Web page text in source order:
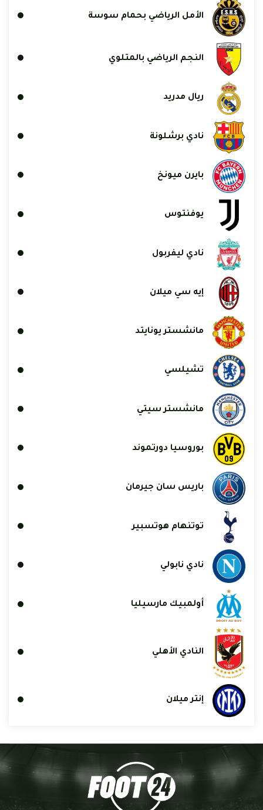
الأمل الرياضي بحمام سوسة
النجم الرياضي بالمتلوي
ريال مدريد
نادي برشلونة
بايرن ميونخ
يوفنتوس
نادي ليفربول
إيه سي ميلان
مانشستر يونايتد
تشيلسي
مانشستر سيتي
بوروسيا دورتموند
باريس سان جيرمان
توتنهام هوتسبير
نادي نابولي
أولمبيك مارسيليا
النادي الأهلي
إنتر ميلان